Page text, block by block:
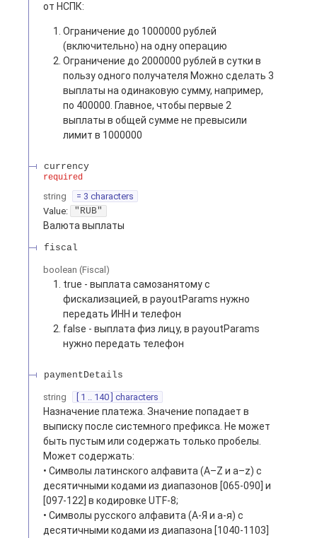
от НСПК:
Ограничение до 1000000 рублей
(включительно) на одну операцию
Ограничение до 2000000 рублей в сутки в
пользу одного получателя Можно сделать 3
выплаты на одинаковую сумму, например,
по 400000. Главное, чтобы первые 2
выплаты в общей сумме не превысили
лимит в 1000000
currency
required
string
= 3 characters
Value: "RUB"
Валюта выплаты
fiscal
boolean (Fiscal )
true - выплата самозанятому с
фискализацией, в payoutParams нужно
передать ИНН и телефон
false - выплата физ лицу, в payoutParams
нужно передать телефон
paymentDetails
string [ 1 .. 140 ] characters
Назначение платежа. Значение попадает в
выписку после системного префикса. Не может
быть пустым или содержать только пробелы.
Может содержать:
• Символы латинского алфавита (A–Z и a–z) с
десятичными кодами из диапазонов [065-090] и
[097-122] в кодировке UTF-8;
• Символы русского алфавита (А-Я и а-я) с
десятичными кодами из диапазона [1040-1103]